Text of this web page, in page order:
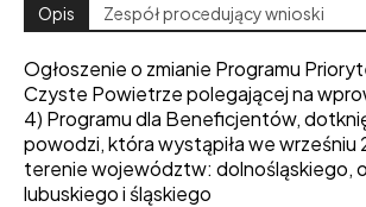
Opis Zespół procedujący wnioski
Ogłoszenie o zmianie Programu
Czyste Powietrze polegającej na
4) Programu dla Beneficjentów,
powodzi, która wystąpiła we wrześniu
terenie województw: dolnośląskiego,
lubuskiego i śląskiego